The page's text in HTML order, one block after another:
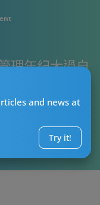
and news at
Try it!
理年紀大過自